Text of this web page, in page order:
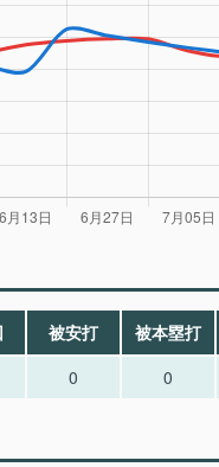
被安打 被本塁打
0 0